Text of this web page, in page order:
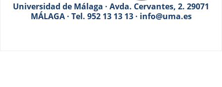
Universidad de Málaga · Avda. Cervantes, 2. 29071
MÁLAGA · Tel. 952 13 13 13 · info@uma.es